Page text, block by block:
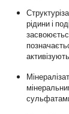
рідини і